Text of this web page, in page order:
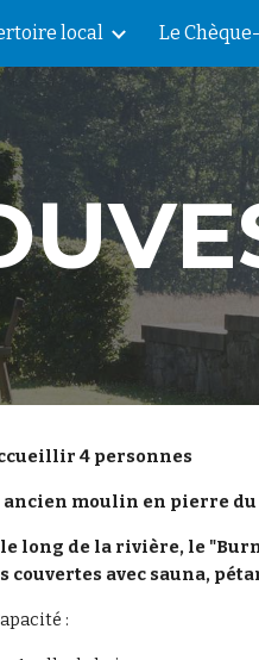
Skip to
local Le
4 personnes
moulin en pierre du
long de la rivière, le
avec sauna,
: